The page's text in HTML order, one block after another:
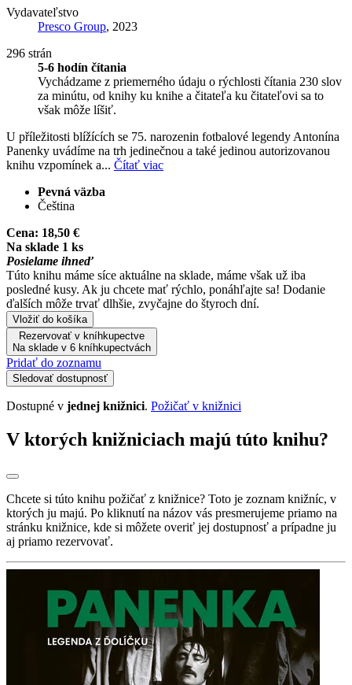
Vydavateľstvo
Presco Group, 2023
296 strán
5-6 hodín čítania
Vychádzame z priemerného údaju o rýchlosti čítania 230 slov
za minútu, od knihy ku knihe a čitateľa ku čitateľovi sa to
však môže líšiť.
U příležitosti blížících se 75. narozenin fotbalové legendy Antonína
Panenky uvádíme na trh jedinečnou a také jedinou autorizovanou
knihu vzpomínek a... Čítať viac
Pevná väzba
Čeština
Cena: 18,50 €
Na sklade 1 ks
Posielame ihneď
Túto knihu máme síce aktuálne na sklade, máme však už iba
posledné kusy. Ak ju chcete mať rýchlo, ponáhľajte sa! Dodanie
ďalších môže trvať dlhšie, zvyčajne do štyroch dní.
Vložiť do košíka
Rezervovať v kníhkupectve
Na sklade v 6 kníhkupectvách
Pridať do zoznamu
Sledovať dostupnosť
Dostupné v jednej knižnici. Požičať v knižnici
V ktorých knižniciach majú túto knihu?
Chcete si túto knihu požičať z knižnice? Toto je zoznam knižníc, v
ktorých ju majú. Po kliknutí na názov vás presmerujeme priamo na
stránku knižnice, kde si môžete overiť jej dostupnosť a prípadne ju
aj priamo rezervovať.